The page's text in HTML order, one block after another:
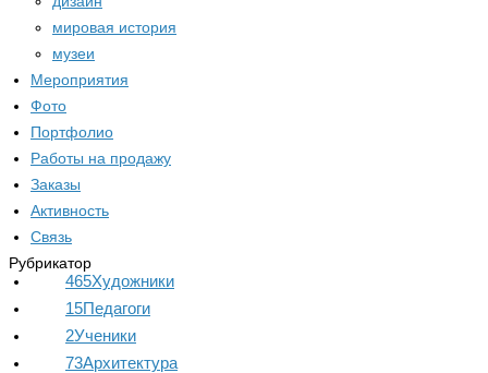
мировая история
музеи
Мероприятия
Фото
Портфолио
Работы на продажу
Заказы
Активность
Связь
Рубрикатор
465Художники
15Педагоги
2Ученики
73Архитектура